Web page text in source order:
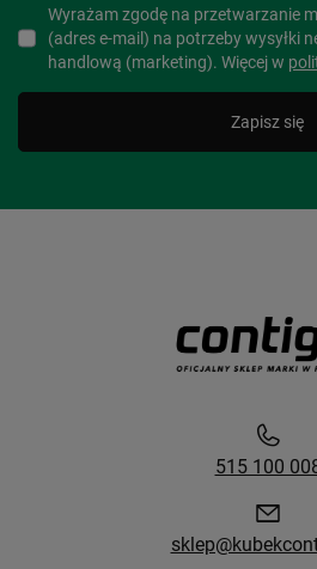
Wyrażam zgodę na przetwarzanie
(adres e-mail) na potrzeby wysyłki
handlową (marketing). Więcej w
Zapisz się
515 100